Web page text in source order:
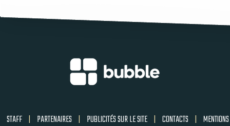
STAFF | PARTENAIRES | PUBLICITÉS SUR LE SITE | CONTACTS | MENTIONS